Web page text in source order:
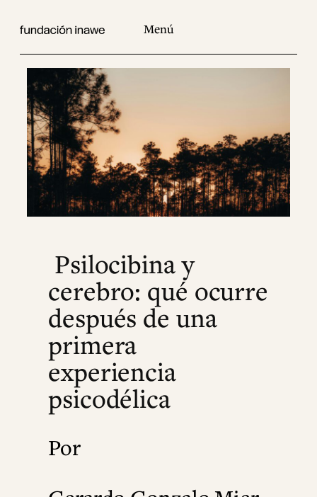
Psilocibina y
cerebro: qué ocurre
después de una
primera
experiencia
psicodélica
Por